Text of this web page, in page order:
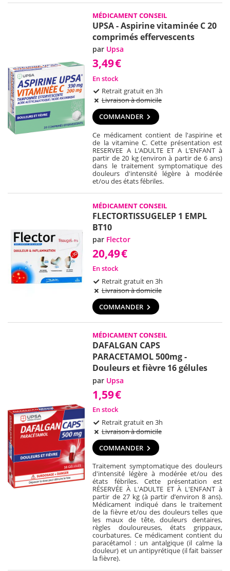
MÉDICAMENT CONSEIL
UPSA - Aspirine vitaminée C 20
comprimés effervescents
par Upsa
3,49€
En stock
Retrait gratuit en 3h
Livraison à domicile
COMMANDER
Ce médicament contient de l'aspirine et
de la vitamine C. Cette présentation est
RESERVEE A L’ADULTE ET A L’ENFANT à
partir de 20 kg (environ à partir de 6 ans)
dans le traitement symptomatique des
douleurs d'intensité légère à modérée
et/ou des états fébriles.
MÉDICAMENT CONSEIL
FLECTORTISSUGELEP 1 EMPL
BT10
par Flector
20,49€
En stock
Retrait gratuit en 3h
Livraison à domicile
COMMANDER
MÉDICAMENT CONSEIL
DAFALGAN CAPS
PARACETAMOL 500mg -
Douleurs et fièvre 16 gélules
par Upsa
1,59€
En stock
Retrait gratuit en 3h
Livraison à domicile
COMMANDER
Traitement symptomatique des douleurs
d'intensité légère à modérée et/ou des
états fébriles. Cette présentation est
RÉSERVÉE À L'ADULTE ET À L'ENFANT à
partir de 27 kg (à partir d’environ 8 ans).
Médicament indiqué dans le traitement
de la fièvre et/ou des douleurs telles que
les maux de tête, douleurs dentaires,
règles douloureuses, états grippaux,
courbatures. Ce médicament contient du
paracétamol : un antalgique (il calme la
douleur) et un antipyrétique (il fait baisser
la fièvre).